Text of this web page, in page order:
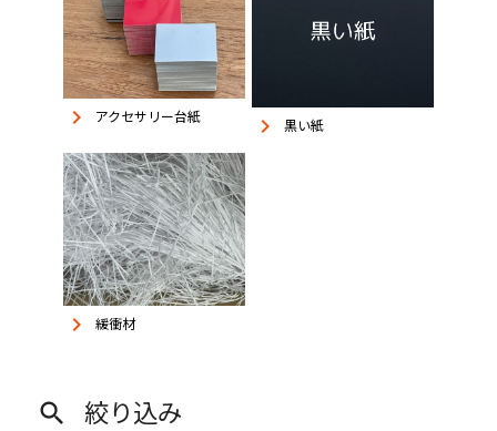
keyboard_arrow_right アクセサリー台紙 keyboard_arrow_right 黒い紙
keyboard_arrow_right 緩衝材
search 絞り込み